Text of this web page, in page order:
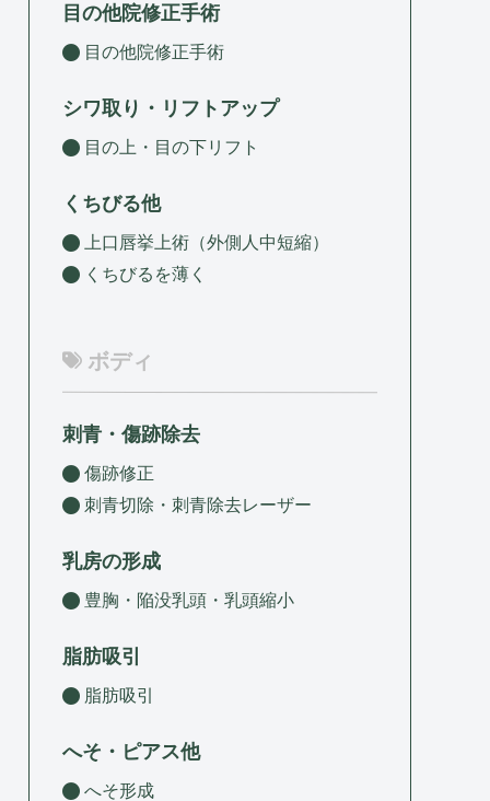
目の他院修正手術
目の他院修正手術
シワ取り・リフトアップ
目の上・目の下リフト
くちびる他
上口唇挙上術（外側人中短縮）
くちびるを薄く
ボディ
刺青・傷跡除去
傷跡修正
刺青切除・刺青除去レーザー
乳房の形成
豊胸・陥没乳頭・乳頭縮小
脂肪吸引
脂肪吸引
へそ・ピアス他
へそ形成